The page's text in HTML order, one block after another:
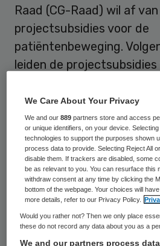
Raad (CG-Raad) wil af
projectsubsidies voor de
patiëntenbeweging.
leiden de
Het geld kan daarom
aan de oprichting van
samenwerkingsplatforms
vindt de CG-Raad.
Niet consistent
Skipr berichtte eerder dat
patiënten-,
We Care About Your Privacy
We and our889 partners store and access
or unique identifiers, on your device.
technologies to support the purposes shown
process data to provide. Selecting Reject All
disable them. If trackers are disabled, some
be as relevant to you. You can resurface this
withdraw consent at any time by clicking the
bottom of the webpage. Your choices will
more details, refer to our Privacy Policy.
Would you rather not? Then we only place
these do not record any data about you as a
We and our partners process